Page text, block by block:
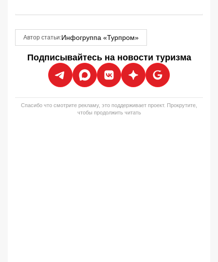
Автор статьи:Инфогруппа «Турпром»
Подписывайтесь на новости туризма
Спасибо что смотрите рекламу, это поддерживает проект. Прокрутите,
чтобы продолжить читать